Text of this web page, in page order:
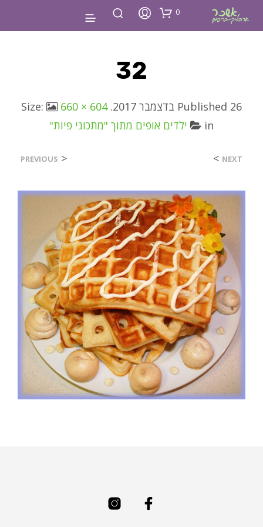
0
32
Published 26 בדצמבר 2017 . Size:
660 × 604
in
ילדים אופים מתוך "מתכוני פיות"
<
PREVIOUS NEXT
>